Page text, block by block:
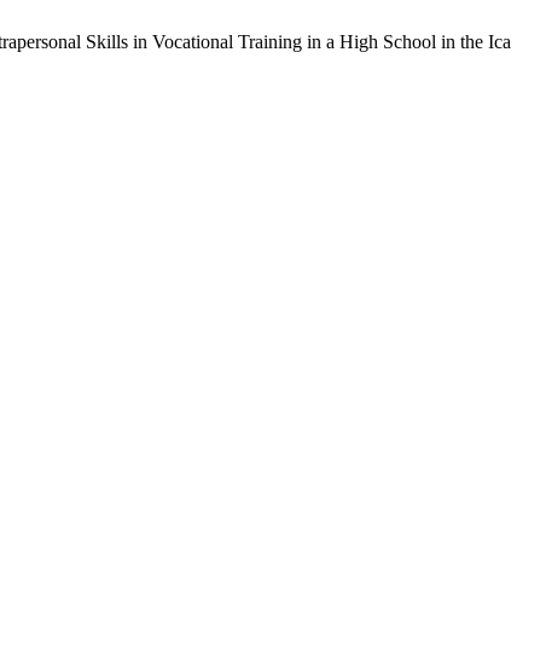
Skills in Vocational Training in a High School in the Ica